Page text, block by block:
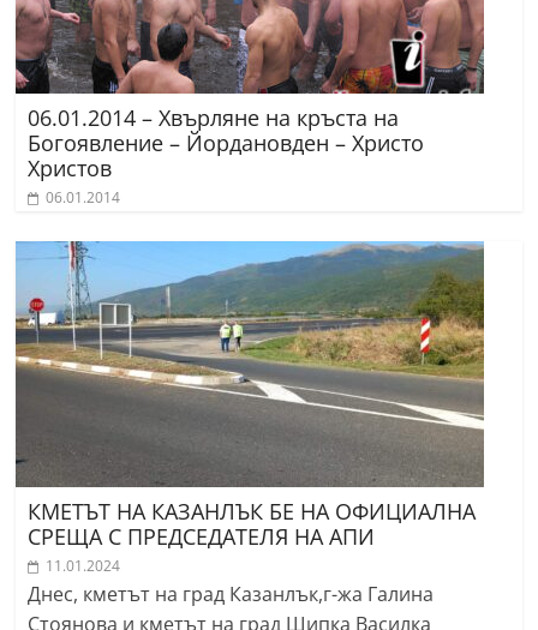
06.01.2014 – Хвърляне на кръста на
Богоявление – Йордановден – Христо
Христов
06.01.2014
КМЕТЪТ НА КАЗАНЛЪК БЕ НА ОФИЦИАЛНА
СРЕЩА С ПРЕДСЕДАТЕЛЯ НА АПИ
11.01.2024
Днес, кметът на град Казанлък,г-жа Галина
Стоянова и кметът на град Шипка Василка